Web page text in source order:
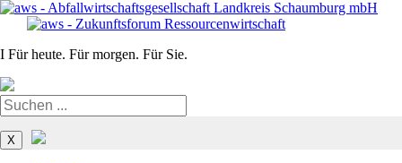
I Für heute. Für morgen. Für Sie.
überspringen
X